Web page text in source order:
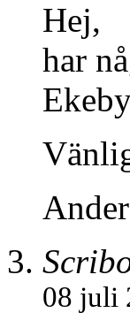
Hej,
har
08 juli